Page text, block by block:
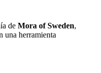
de Mora of Sweden,
una herramienta